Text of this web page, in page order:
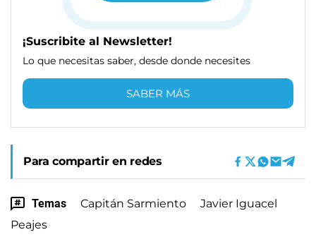
¡Suscribite al Newsletter!
Lo que necesitas saber, desde donde necesites
SABER MÁS
Para compartir en redes
Temas Capitán Sarmiento
Javier Iguacel
Peajes